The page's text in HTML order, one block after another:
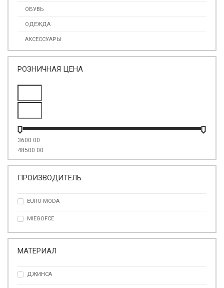
ОБУВЬ
ОДЕЖДА
АКСЕССУАРЫ
РОЗНИЧНАЯ ЦЕНА
3600.00
48500.00
ПРОИЗВОДИТЕЛЬ
EURO MODA
MIEGOFCE
МАТЕРИАЛ
ДЖИНСА